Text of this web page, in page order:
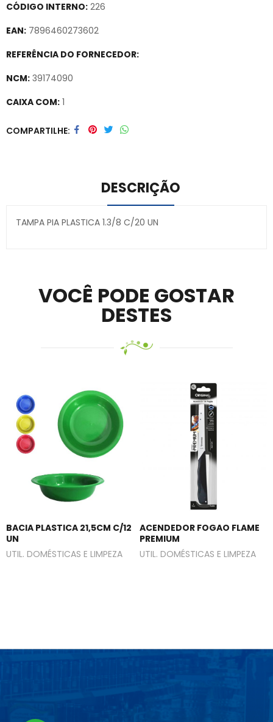
CÓDIGO INTERNO: 226
EAN: 7896460273602
REFERÊNCIA DO FORNECEDOR:
NCM: 39174090
CAIXA COM: 1
Secure crypto portfolio manager for desktops and mobile –
COMPARTILHE
DESCRIÇÃO
TAMPA PIA PLASTICA 1.3/8 C/20 UN
VOCÊ PODE GOSTAR
DESTES
BACIA PLASTICA 21,5CM C/12
UN
UTIL. DOMÉSTICAS E LIMPEZA
ACENDEDOR FOGAO FLAME
PREMIUM
UTIL. DOMÉSTICAS E LIMPEZA